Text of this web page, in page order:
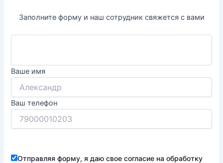
Заполните форму и наш сотрудник свяжется с вами
Ваше имя
Ваш телефон
Отправляя форму, я даю свое согласие на обработку